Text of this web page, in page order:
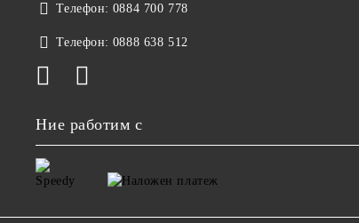
Телефон: 0884 700 778
Телефон: 0888 638 512
Ние работим с